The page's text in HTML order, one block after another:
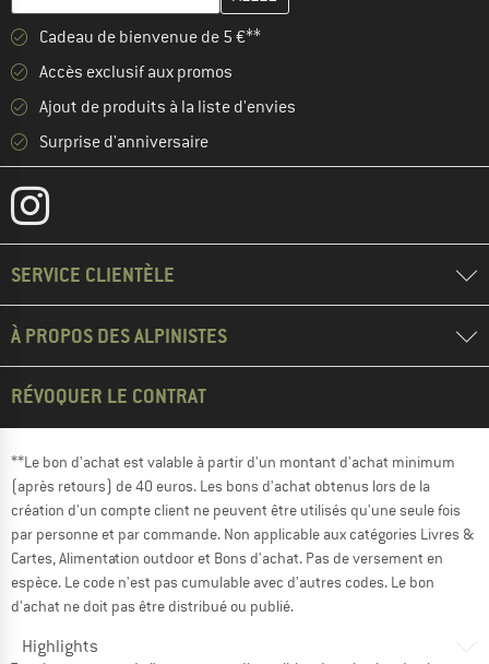
Cadeau de bienvenue de 5 €**
Accès exclusif aux promos
Ajout de produits à la liste d'envies
Surprise d'anniversaire
SERVICE CLIENTÈLE
À PROPOS DES ALPINISTES
RÉVOQUER LE CONTRAT
**Le bon d'achat est valable à partir d'un montant d'achat minimum
(après retours) de 40 euros. Les bons d'achat obtenus lors de la
création d'un compte client ne peuvent être utilisés qu'une seule fois
par personne et par commande. Non applicable aux catégories Livres &
Cartes, Alimentation outdoor et Bons d'achat. Pas de versement en
espèce. Le code n'est pas cumulable avec d'autres codes. Le bon
d'achat ne doit pas être distribué ou publié.
Highlights